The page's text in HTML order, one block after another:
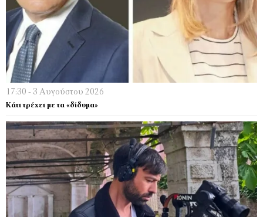
17:30 - 3 Αυγούστου 2026
Κάτι τρέχει µε τα «δίδυµα»